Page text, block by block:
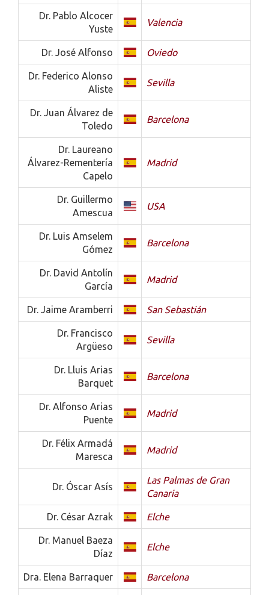
Dr. Pablo Alcocer
Yuste
Valencia
Dr. José Alfonso Oviedo
Dr. Federico Alonso
Aliste
Sevilla
Dr. Juan Álvarez de
Toledo
Barcelona
Dr. Laureano
Álvarez-Rementería
Capelo
Madrid
Dr. Guillermo
Amescua
USA
Dr. Luis Amselem
Gómez
Barcelona
Dr. David Antolín
García
Madrid
Dr. Jaime Aramberri San Sebastián
Dr. Francisco
Argüeso
Sevilla
Dr. Lluis Arias
Barquet
Barcelona
Dr. Alfonso Arias
Puente
Madrid
Dr. Félix Armadá
Maresca
Madrid
Dr. Óscar Asís
Las Palmas de Gran
Canaria
Dr. César Azrak Elche
Dr. Manuel Baeza
Díaz
Elche
Dra. Elena Barraquer Barcelona